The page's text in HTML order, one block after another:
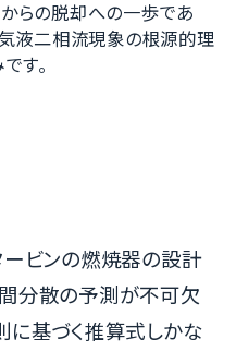
らの脱却への一歩であ
液二相流現象の根源的理
す。
ビンの燃焼器の設計
分散の予測が不可欠
に基づく推算式しかな